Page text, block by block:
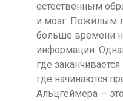
естественным
и мозг. Пожилым
больше времени
информации.
где
где начинаются
Альцгеймера —